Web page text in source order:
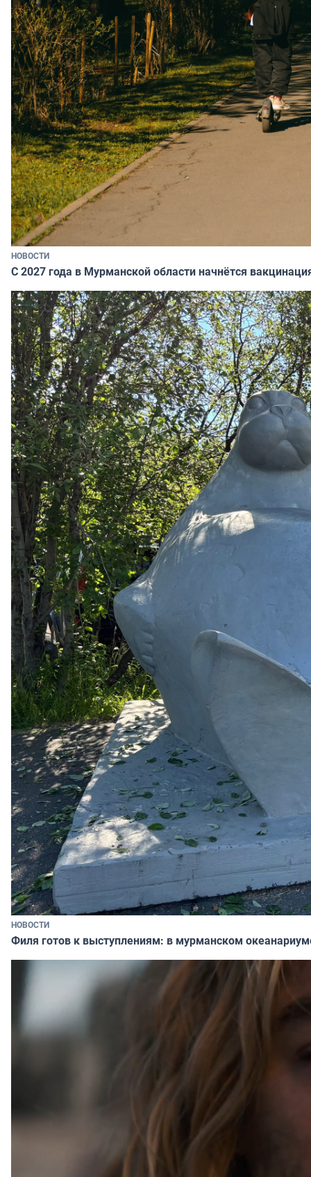
НОВОСТИ
С 2027 года в Мурманской области начнётся
НОВОСТИ
Филя готов к выступлениям: в мурманском